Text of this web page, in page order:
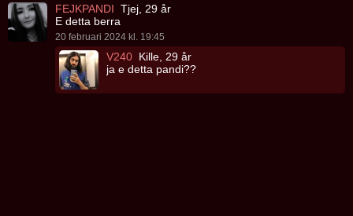
FEJKPANDI Tjej, 29 år
E detta berra
20 februari 2024 kl. 19:45
V240 Kille, 29 år
ja e detta pandi??